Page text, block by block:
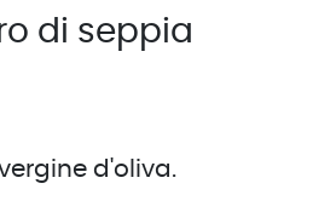
di seppia
d'oliva.